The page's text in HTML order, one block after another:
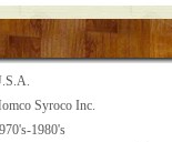
Syroco Inc.
1980's